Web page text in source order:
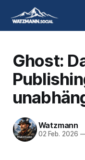
Ghost:
Watzmann
02 Feb. 2026